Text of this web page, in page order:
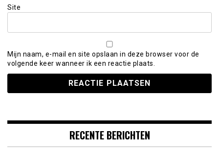
Site
Mijn naam, e-mail en site opslaan in deze browser voor de
volgende keer wanneer ik een reactie plaats.
RECENTE BERICHTEN